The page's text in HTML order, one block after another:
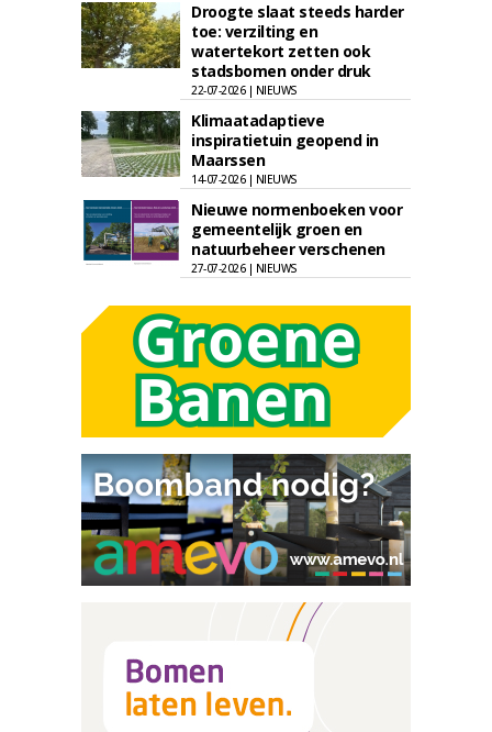
Droogte slaat steeds harder
toe: verzilting en
watertekort zetten ook
stadsbomen onder druk
22-07-2026 | NIEUWS
Klimaatadaptieve
inspiratietuin geopend in
Maarssen
14-07-2026 | NIEUWS
Nieuwe normenboeken voor
gemeentelijk groen en
natuurbeheer verschenen
27-07-2026 | NIEUWS